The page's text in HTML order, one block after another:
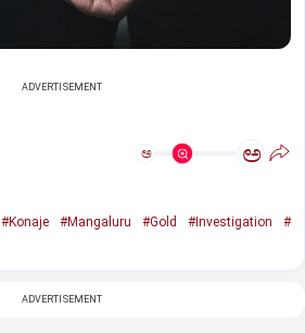
ADVERTISEMENT
ಅ ಅ
#Konaje #Mangaluru #Gold #Investigation
#
ADVERTISEMENT